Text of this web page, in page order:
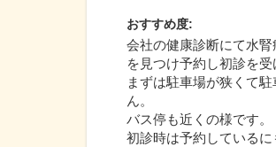
おすすめ度:
会社の健康診断にて水
を見つけ予約し初診を受
まずは駐車場が狭くて
ん。
バス停も近くの様です。
初診時は予約している